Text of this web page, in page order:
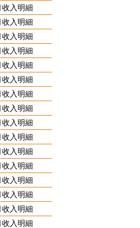
收入明細
收入明細
收入明細
收入明細
收入明細
收入明細
收入明細
收入明細
收入明細
收入明細
收入明細
收入明細
收入明細
收入明細
收入明細
收入明細